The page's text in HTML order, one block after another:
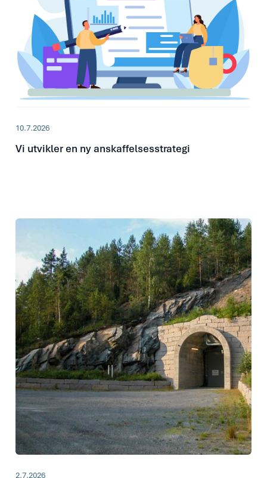
10.7.2026
Vi utvikler en ny anskaffelsesstrategi
2.7.2026